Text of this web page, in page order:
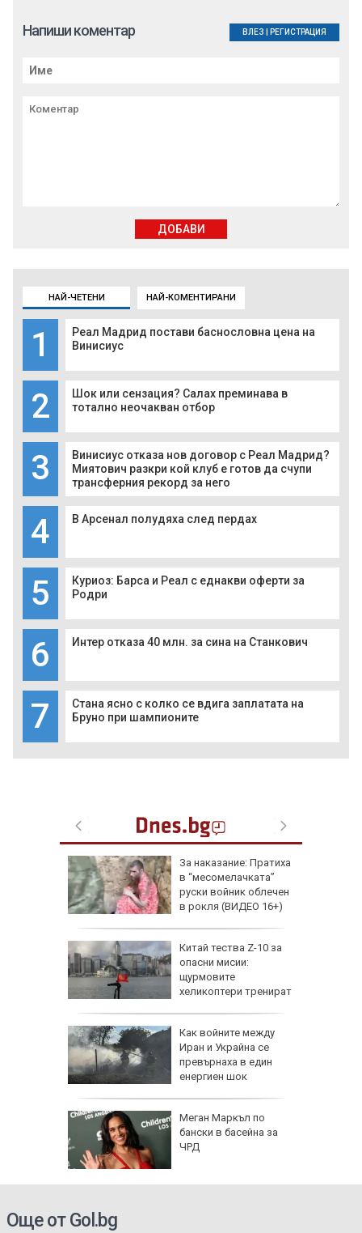
НАЙ-ЧЕТЕНИ НАЙ-КОМЕНТИРАНИ
1
Реал Мадрид постави баснословна цена на
Винисиус
2
Шок или сензация? Салах преминава в
тотално неочакван отбор
3
Винисиус отказа нов договор с Реал Мадрид?
Миятович разкри кой клуб е готов да счупи
трансферния рекорд за него
4 В Арсенал полудяха след пердах
5
Куриоз: Барса и Реал с еднакви оферти за
Родри
6 Интер отказа 40 млн. за сина на Станкович
7
Стана ясно с колко се вдига заплатата на
Бруно при шампионите
За наказание: Пратиха
в “месомелачката”
руски войник облечен
в рокля (ВИДЕО 16+)
Китай тества Z-10 за
опасни мисии:
щурмовите
хеликоптери тренират
Как войните между
Иран и Украйна се
превърнаха в един
енергиен шок
Меган Маркъл по
бански в басейна за
ЧРД
Напиши коментар ВЛЕЗ РЕГИСТРАЦИЯ
ДОБАВИ
Още от Gol.bg